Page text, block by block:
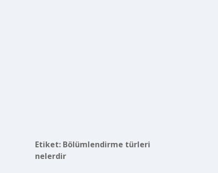
Etiket: Bölümlendirme türleri
nelerdir